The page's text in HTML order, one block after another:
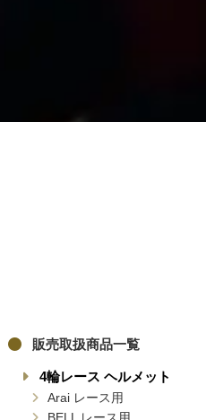
販売取扱商品一覧
4輪レース ヘルメット
Arai レース用